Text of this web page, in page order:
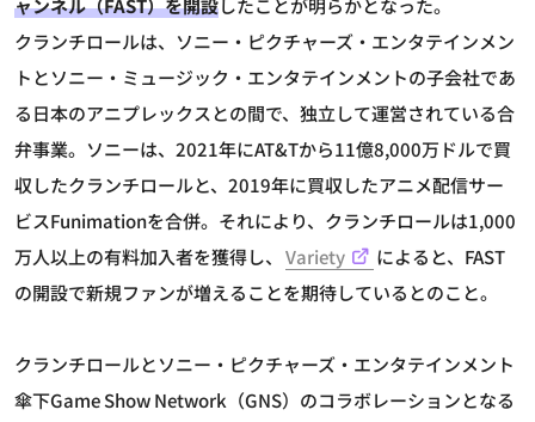
ャンネル（FAST）を開設したことが明らかとなった。
クランチロールは、ソニー・ピクチャーズ・エンタテインメン
トとソニー・ミュージック・エンタテインメントの子会社であ
る日本のアニプレックスとの間で、独立して運営されている合
弁事業。ソニーは、2021年にAT&Tから11億8,000万ドルで買
収したクランチロールと、2019年に買収したアニメ配信サー
ビスFunimationを合併。それにより、クランチロールは1,000
万人以上の有料加入者を獲得し、 Variety
によると、FAST
の開設で新規ファンが増えることを期待しているとのこと。
クランチロールとソニー・ピクチャーズ・エンタテインメント
傘下Game Show Network（GNS）のコラボレーションとなる